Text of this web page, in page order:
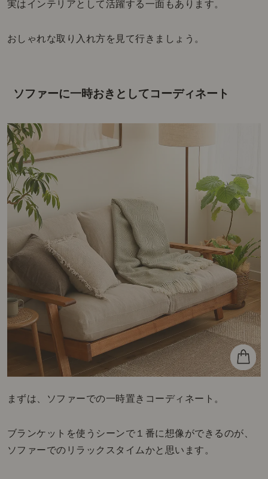
実はインテリアとして活躍する一面もあります。
おしゃれな取り入れ方を見て行きましょう。
ソファーに一時おきとしてコーディネート
まずは、ソファーでの一時置きコーディネート。
ブランケットを使うシーンで１番に想像ができるのが、
ソファーでのリラックスタイムかと思います。